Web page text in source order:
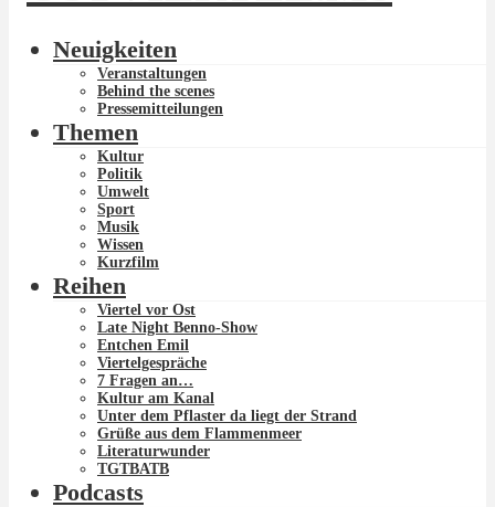
Neuigkeiten
Veranstaltungen
Behind the scenes
Pressemitteilungen
Themen
Kultur
Politik
Umwelt
Sport
Musik
Wissen
Kurzfilm
Reihen
Viertel vor Ost
Late Night Benno-Show
Entchen Emil
Viertelgespräche
7 Fragen an…
Kultur am Kanal
Unter dem Pflaster da liegt der Strand
Grüße aus dem Flammenmeer
Literaturwunder
TGTBATB
Podcasts